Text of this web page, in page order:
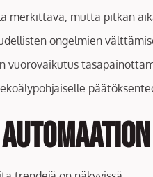
merkittävä, mutta pitkän
ongelmien
vuorovaikutus